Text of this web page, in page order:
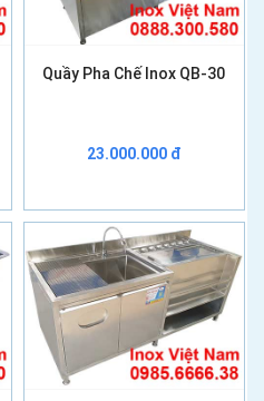
Quầy Pha Chế Inox QB-30
23.000.000 đ